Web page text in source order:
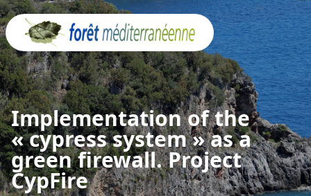
Implementation of the
« cypress system » as a
green firewall. Project
CypFire
Panneau de gestion des cookies